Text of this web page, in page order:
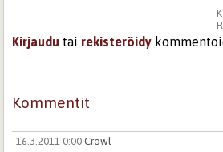
Kirjaudu tai rekisteröidy
Kommentit
16.3.2011 0:00 Crowl